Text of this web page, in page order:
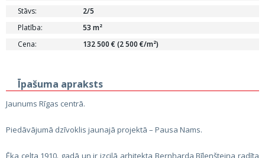
Stāvs:
2/5
Platība:
53 m²
Cena:
132 500 € (2 500 €/m²)
Īpašuma apraksts
Jaunums Rīgas centrā.
Piedāvājumā dzīvoklis jaunajā projektā – Pausa Nams.
Ēka celta 1910. gadā un ir izcilā arhitekta Bernharda Bīlenšteina radīta